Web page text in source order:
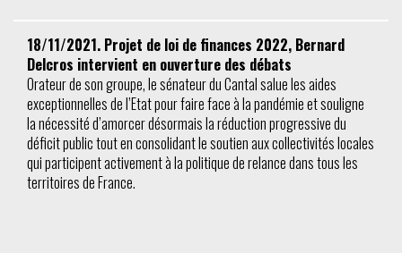
18/11/2021. Projet de loi de finances 2022, Bernard
Delcros intervient en ouverture des débats
Orateur de son groupe, le sénateur du Cantal salue les aides
exceptionnelles de l’Etat pour faire face à la pandémie et souligne
la nécessité d’amorcer désormais la réduction progressive du
déficit public tout en consolidant le soutien aux collectivités locales
qui participent activement à la politique de relance dans tous les
territoires de France.